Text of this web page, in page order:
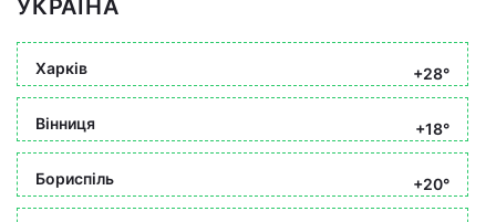
УКРАЇНА
Харків +28°
Вінниця +18°
Бориспіль +20°